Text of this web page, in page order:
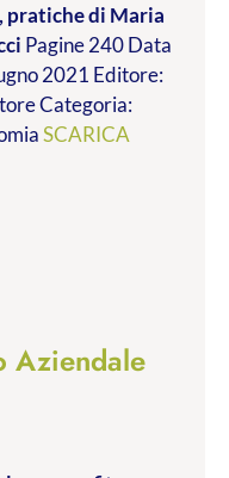
pratichedi Maria
Pagine 240 Data
2021 Editore:
Categoria:
SCARICA
Aziendale